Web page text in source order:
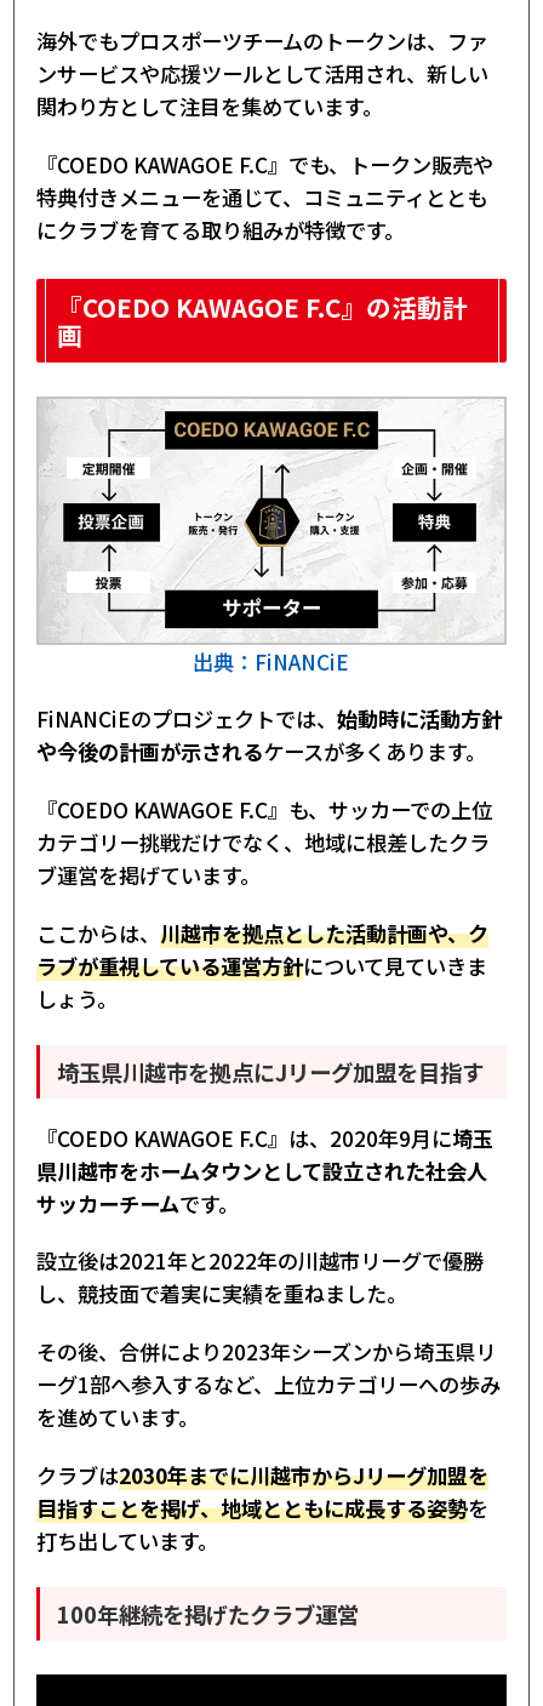
海外でもプロスポーツチームのトークンは、ファ
ンサービスや応援ツールとして活用され、新しい
関わり方として注目を集めています。
『COEDO KAWAGOE F.C』でも、トークン販売や
特典付きメニューを通じて、コミュニティととも
にクラブを育てる取り組みが特徴です。
『COEDO KAWAGOE F.C』の活動計
画
出典：FiNANCiE
FiNANCiEのプロジェクトでは、 始動時に活動方針
や今後の計画が示されるケースが多くあります。
『COEDO KAWAGOE F.C』も、サッカーでの上位
カテゴリー挑戦だけでなく、地域に根差したクラ
ブ運営を掲げています。
ここからは、 川越市を拠点とした活動計画や、ク
ラブが重視している運営方針について見ていきま
しょう。
埼玉県川越市を拠点にJリーグ加盟を目指す
『COEDO KAWAGOE F.C』は、2020年9月に埼玉
県川越市をホームタウンとして設立された社会人
サッカーチームです。
設立後は2021年と2022年の川越市リーグで優勝
し、競技面で着実に実績を重ねました。
その後、合併により2023年シーズンから埼玉県リ
ーグ1部へ参入するなど、上位カテゴリーへの歩み
を進めています。
クラブは2030年までに川越市からJリーグ加盟を
目指すことを掲げ、地域とともに成長する姿勢を
打ち出しています。
100年継続を掲げたクラブ運営